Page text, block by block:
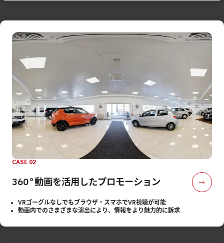
CASE 02
360°動画を活用したプロモーション
VRゴーグルなしでもブラウザ・スマホでVR視聴が可能
動画内でのさまざまな演出により、情報をより魅力的に訴求